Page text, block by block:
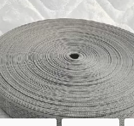
при изготовлении
Категория—
Состав—
Цвет
Все